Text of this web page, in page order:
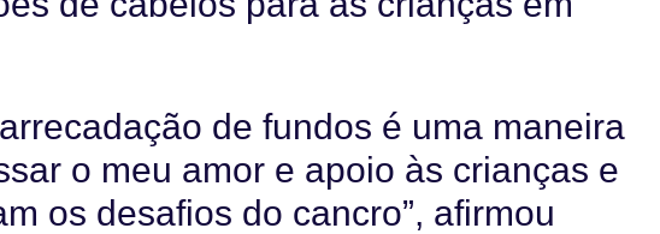
de fundos é uma maneira
o meu amor e apoio às crianças e
os desafios do cancro”, afirmou